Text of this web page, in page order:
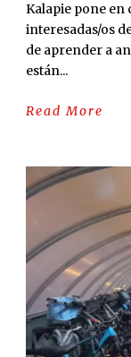
Kalapie pone en
interesadas/os
de aprender a
están...
Read More